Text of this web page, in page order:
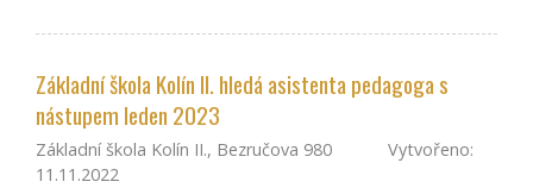
Základní škola Kolín II. hledá asistenta pedagoga s
nástupem leden 2023
Základní škola Kolín II., Bezručova 980
Vytvořeno:
11.11.2022